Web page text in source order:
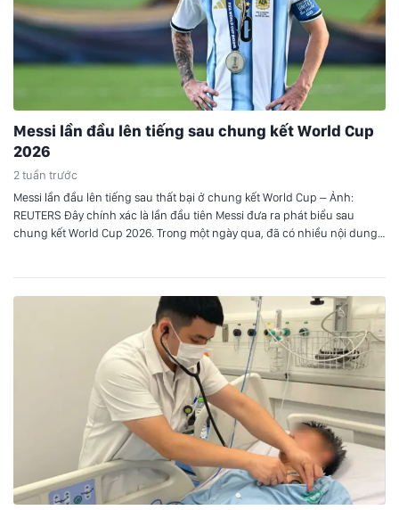
Messi lần đầu lên tiếng sau chung kết World Cup
2026
2 tuần trước
Messi lần đầu lên tiếng sau thất bại ở chung kết World Cup – Ảnh:
REUTERS Đây chính xác là lần đầu tiên Messi đưa ra phát biểu sau
chung kết World Cup 2026. Trong một ngày qua, đã có nhiều nội dung